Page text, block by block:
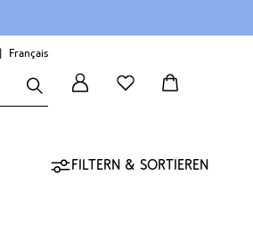
Français
Filtern & sortieren